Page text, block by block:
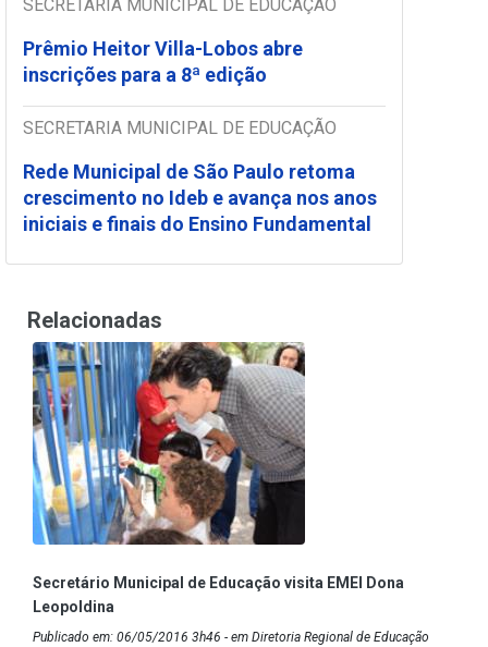
SECRETARIA MUNICIPAL DE EDUCAÇÃO
Prêmio Heitor Villa-Lobos abre
inscrições para a 8ª edição
SECRETARIA MUNICIPAL DE EDUCAÇÃO
Rede Municipal de São Paulo retoma
crescimento no Ideb e avança nos anos
iniciais e finais do Ensino Fundamental
Relacionadas
Secretário Municipal de Educação visita EMEI Dona
Leopoldina
Publicado em: 06/05/2016 3h46 - em Diretoria Regional de Educação